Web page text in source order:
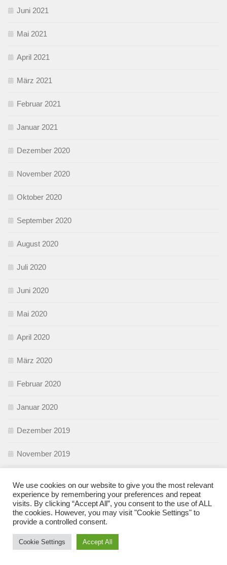
Juni 2021
Mai 2021
April 2021
März 2021
Februar 2021
Januar 2021
Dezember 2020
November 2020
Oktober 2020
September 2020
August 2020
Juli 2020
Juni 2020
Mai 2020
April 2020
März 2020
Februar 2020
Januar 2020
Dezember 2019
November 2019
September 2019
August 2019
Juli 2019
We use cookies on our website to give you the most relevant
experience by remembering your preferences and repeat
visits. By clicking “Accept All”, you consent to the use of ALL
the cookies. However, you may visit "Cookie Settings" to
provide a controlled consent.
Cookie Settings Accept All